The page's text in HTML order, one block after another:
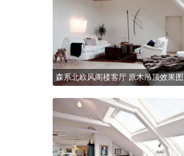
森系北欧风阁楼客厅 原木吊顶效果图